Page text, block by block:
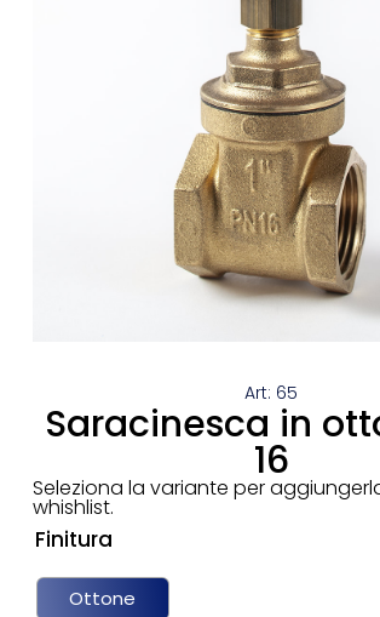
Art: 65
Saracinesca in
16
Seleziona la variante per
whishlist.
Finitura
Ottone